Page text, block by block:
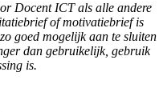
Docent ICT als alle andere
of motivatiebrief is
goed mogelijk aan te sluiten
dan gebruikelijk, gebruik
is.